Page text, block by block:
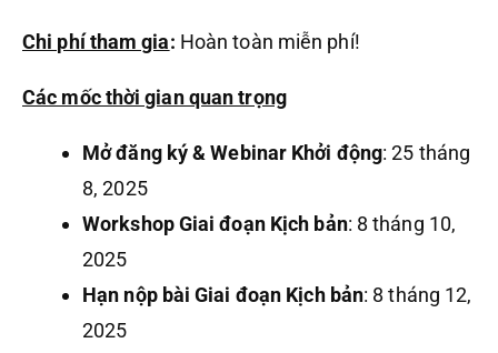
Chi phí tham gia: Hoàn toàn miễn phí!
Các mốc thời gian quan trọng
Mở đăng ký & Webinar Khởi động: 25 tháng
8, 2025
Workshop Giai đoạn Kịch bản: 8 tháng 10,
2025
Hạn nộp bài Giai đoạn Kịch bản: 8 tháng 12,
2025